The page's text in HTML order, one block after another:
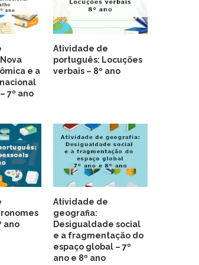
e a
7º ano
Atividade de
português: Locuções
verbais – 8º ano
ano
Atividade de
geografia:
Desigualdade social
e a fragmentação do
espaço global – 7º
ano e 8º ano